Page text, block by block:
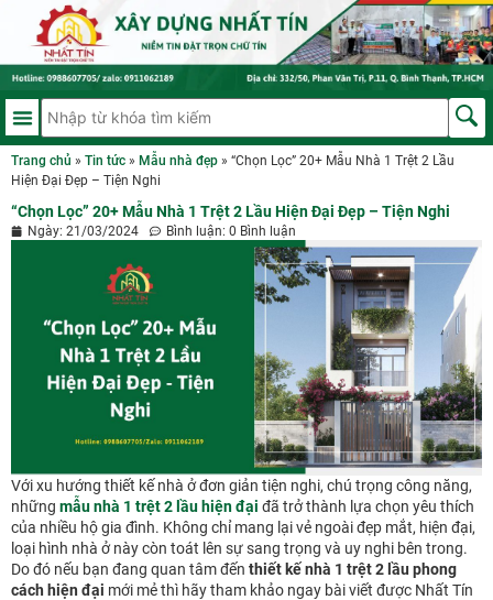
Trang chủ » Tin tức » Mẫu nhà đẹp » “Chọn Lọc” 20+ Mẫu Nhà 1 Trệt 2 Lầu
Hiện Đại Đẹp – Tiện Nghi
“Chọn Lọc” 20+ Mẫu Nhà 1 Trệt 2 Lầu Hiện Đại Đẹp – Tiện Nghi
Ngày: 21/03/2024 Bình luận: 0 Bình luận
Với xu hướng thiết kế nhà ở đơn giản tiện nghi, chú trọng công năng,
những mẫu nhà 1 trệt 2 lầu hiện đại đã trở thành lựa chọn yêu thích
của nhiều hộ gia đình. Không chỉ mang lại vẻ ngoài đẹp mắt, hiện đại,
loại hình nhà ở này còn toát lên sự sang trọng và uy nghi bên trong.
Do đó nếu bạn đang quan tâm đến thiết kếnhà 1 trệt 2 lầu phong
cách hiện đại mới mẻ thì hãy tham khảo ngay bài viết được Nhất Tín